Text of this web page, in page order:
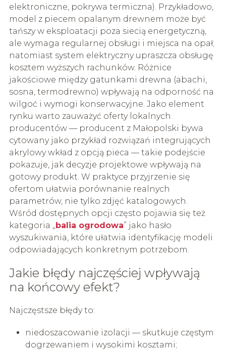
elektroniczne, pokrywa termiczna). Przykładowo,
model z piecem opalanym drewnem może być
tańszy w eksploatacji poza siecią energetyczną,
ale wymaga regularnej obsługi i miejsca na opał;
natomiast system elektryczny upraszcza obsługę
kosztem wyższych rachunków. Różnice
jakościowe między gatunkami drewna (abachi,
sosna, termodrewno) wpływają na odporność na
wilgoć i wymogi konserwacyjne. Jako element
rynku warto zauważyć oferty lokalnych
producentów — producent z Małopolski bywa
cytowany jako przykład rozwiązań integrujących
akrylowy wkład z opcją pieca — takie podejście
pokazuje, jak decyzje projektowe wpływają na
gotowy produkt. W praktyce przyjrzenie się
ofertom ułatwia porównanie realnych
parametrów, nie tylko zdjęć katalogowych.
Wśród dostępnych opcji często pojawia się też
kategoria „ balia ogrodowa” jako hasło
wyszukiwania, które ułatwia identyfikację modeli
odpowiadających konkretnym potrzebom.
Jakie błędy najczęściej wpływają
na końcowy efekt?
Najczęstsze błędy to:
niedoszacowanie izolacji — skutkuje częstym
dogrzewaniem i wysokimi kosztami;